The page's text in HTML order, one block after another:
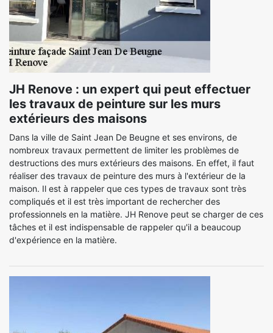
JH Renove : un expert qui peut effectuer
les travaux de peinture sur les murs
extérieurs des maisons
Dans la ville de Saint Jean De Beugne et ses environs, de
nombreux travaux permettent de limiter les problèmes de
destructions des murs extérieurs des maisons. En effet, il faut
réaliser des travaux de peinture des murs à l'extérieur de la
maison. Il est à rappeler que ces types de travaux sont très
compliqués et il est très important de rechercher des
professionnels en la matière. JH Renove peut se charger de ces
tâches et il est indispensable de rappeler qu'il a beaucoup
d'expérience en la matière.